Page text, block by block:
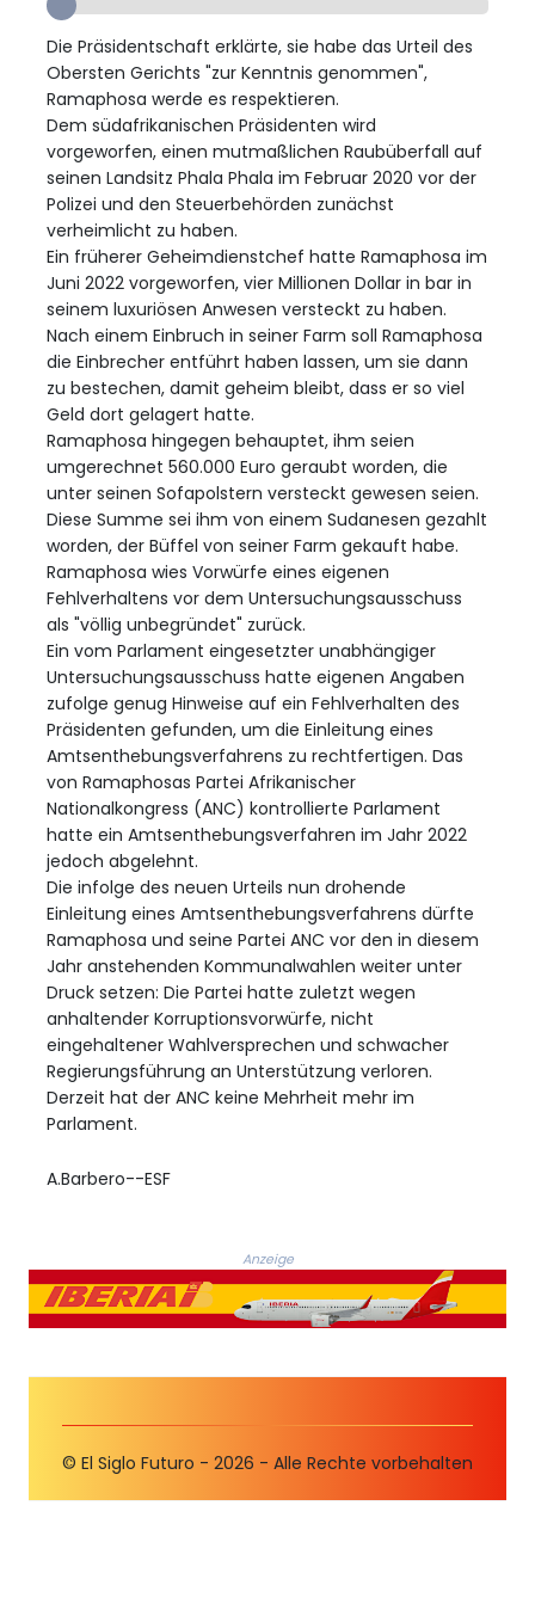
Die Präsidentschaft erklärte, sie habe das Urteil des
Obersten Gerichts "zur Kenntnis genommen",
Ramaphosa werde es respektieren.
Dem südafrikanischen Präsidenten wird
vorgeworfen, einen mutmaßlichen Raubüberfall auf
seinen Landsitz Phala Phala im Februar 2020 vor der
Polizei und den Steuerbehörden zunächst
verheimlicht zu haben.
Ein früherer Geheimdienstchef hatte Ramaphosa im
Juni 2022 vorgeworfen, vier Millionen Dollar in bar in
seinem luxuriösen Anwesen versteckt zu haben.
Nach einem Einbruch in seiner Farm soll Ramaphosa
die Einbrecher entführt haben lassen, um sie dann
zu bestechen, damit geheim bleibt, dass er so viel
Geld dort gelagert hatte.
Ramaphosa hingegen behauptet, ihm seien
umgerechnet 560.000 Euro geraubt worden, die
unter seinen Sofapolstern versteckt gewesen seien.
Diese Summe sei ihm von einem Sudanesen gezahlt
worden, der Büffel von seiner Farm gekauft habe.
Ramaphosa wies Vorwürfe eines eigenen
Fehlverhaltens vor dem Untersuchungsausschuss
als "völlig unbegründet" zurück.
Ein vom Parlament eingesetzter unabhängiger
Untersuchungsausschuss hatte eigenen Angaben
zufolge genug Hinweise auf ein Fehlverhalten des
Präsidenten gefunden, um die Einleitung eines
Amtsenthebungsverfahrens zu rechtfertigen. Das
von Ramaphosas Partei Afrikanischer
Nationalkongress (ANC) kontrollierte Parlament
hatte ein Amtsenthebungsverfahren im Jahr 2022
jedoch abgelehnt.
Die infolge des neuen Urteils nun drohende
Einleitung eines Amtsenthebungsverfahrens dürfte
Ramaphosa und seine Partei ANC vor den in diesem
Jahr anstehenden Kommunalwahlen weiter unter
Druck setzen: Die Partei hatte zuletzt wegen
anhaltender Korruptionsvorwürfe, nicht
eingehaltener Wahlversprechen und schwacher
Regierungsführung an Unterstützung verloren.
Derzeit hat der ANC keine Mehrheit mehr im
Parlament.
A.Barbero--ESF
Anzeige
© El Siglo Futuro - 2026 - Alle Rechte vorbehalten